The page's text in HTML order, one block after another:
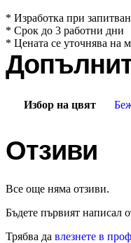
* Изработка при
* Срок до 3 работни дни
* Цената се уточнява на
Избор на цвят
Отзиви
Все още няма отзиви.
Бъдете първият написал
Трябва да влезнете в